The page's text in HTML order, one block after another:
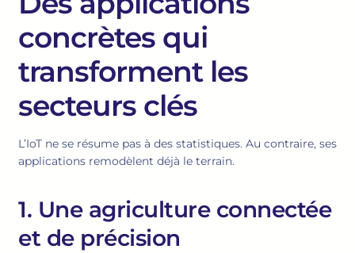
concrètes qui
transforment les
secteurs clés
L’IoT ne se résume pas à des statistiques. Au contraire, ses
applications remodèlent déjà le terrain.
1. Une agriculture connectée
et de précision